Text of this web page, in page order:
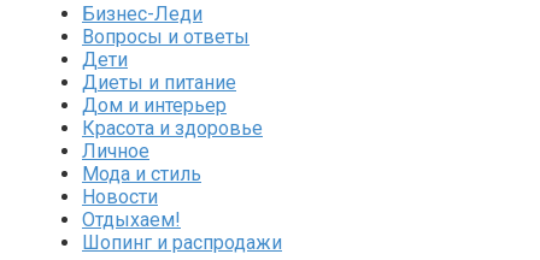
Бизнес-Леди
Вопросы и ответы
Дети
Диеты и питание
Дом и интерьер
Красота и здоровье
Личное
Мода и стиль
Новости
Отдыхаем!
Шопинг и распродажи